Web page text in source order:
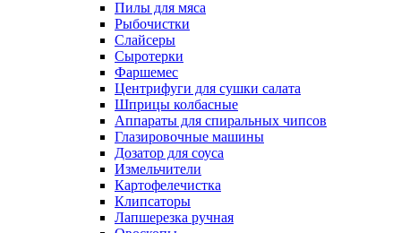
Пилы для мяса
Рыбочистки
Слайсеры
Сыротерки
Фаршемес
Центрифуги для сушки салата
Шприцы колбасные
Аппараты для спиральных чипсов
Глазировочные машины
Дозатор для соуса
Измельчители
Картофелечистка
Клипсаторы
Лапшерезка ручная